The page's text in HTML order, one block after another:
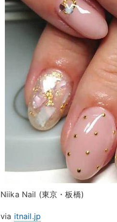
Niika Nail (東京・板橋)
via itnail.jp